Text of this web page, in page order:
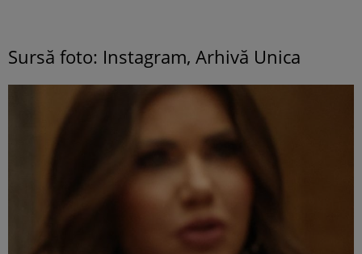
Sursă foto: Instagram, Arhivă Unica